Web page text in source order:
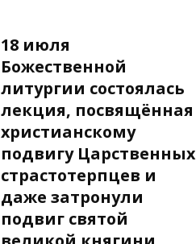
18 июля
Божественной
литургии состоялась
лекция, посвящённая
христианскому
подвигу Царственных
страстотерпцев и
даже затронули
подвиг святой